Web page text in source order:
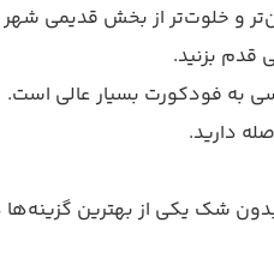
و خلوت‌تر از بخش قدیمی
قدم بزنید.
به فودکورت بسیار عالی است.
بدون شک یکی از بهترین